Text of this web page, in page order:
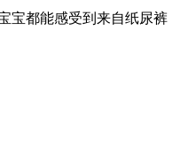
宝都能感受到来自纸尿裤